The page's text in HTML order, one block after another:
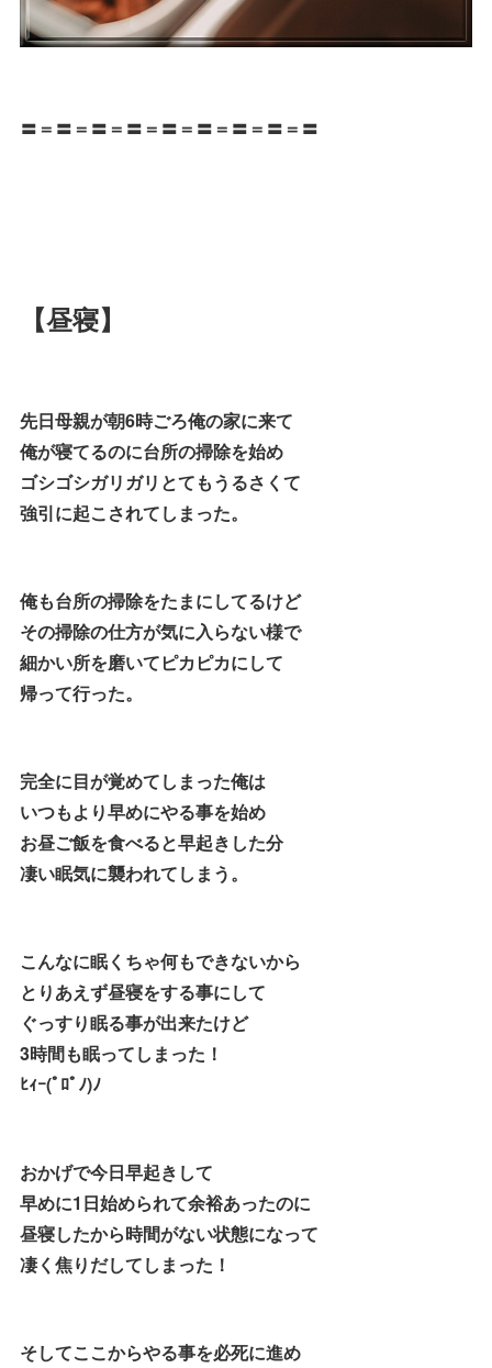
〓＝〓＝〓＝〓＝〓＝〓＝〓＝〓＝〓
【昼寝】
先日母親が朝6時ごろ俺の家に来て
俺が寝てるのに台所の掃除を始め
ゴシゴシガリガリとてもうるさくて
強引に起こされてしまった。
俺も台所の掃除をたまにしてるけど
その掃除の仕方が気に入らない様で
細かい所を磨いてピカピカにして
帰って行った。
完全に目が覚めてしまった俺は
いつもより早めにやる事を始め
お昼ご飯を食べると早起きした分
凄い眠気に襲われてしまう。
こんなに眠くちゃ何もできないから
とりあえず昼寝をする事にして
ぐっすり眠る事が出来たけど
3時間も眠ってしまった！
ﾋｨｰ(ﾟﾛﾟﾉ)ﾉ
おかげで今日早起きして
早めに1日始められて余裕あったのに
昼寝したから時間がない状態になって
凄く焦りだしてしまった！
そしてここからやる事を必死に進め